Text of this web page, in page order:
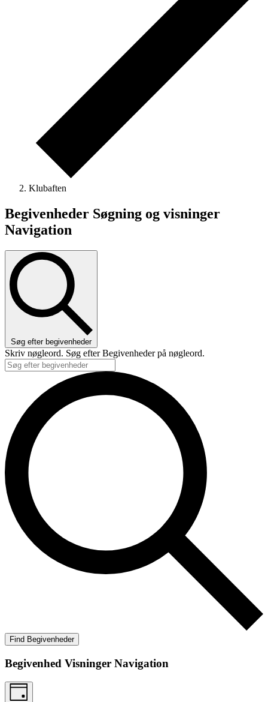
Klubaften
Begivenheder Søgning og visninger
Navigation
Søg efter begivenheder
Skriv nøgleord. Søg efter Begivenheder på nøgleord.
Find Begivenheder
Begivenhed Visninger Navigation